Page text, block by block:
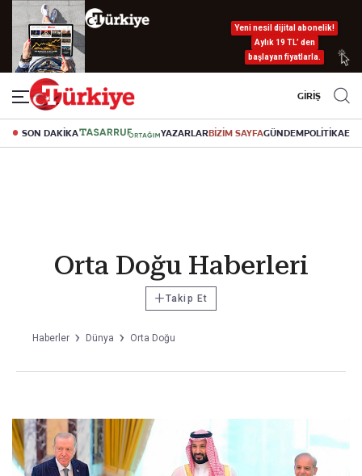
Yeni nesil dijital abonelik!
Aylık 19 TL’ den
başlayan fiyatlarla.
GİRİŞ
SON DAKİKA YAZARLARBİZİM SAYFAGÜNDEMPOLİTİKA
Orta Doğu Haberleri
+Takip Et
Haberler Dünya Orta Doğu